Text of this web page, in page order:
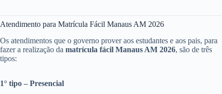
Atendimento para Matrícula Fácil Manaus AM 2026
Os atendimentos que o governo prover aos estudantes e aos pais, para
fazer a realização da matrícula fácil Manaus AM 2026, são de três
tipos:
1° tipo – Presencial